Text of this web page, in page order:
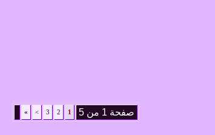
صفحة 1 من 5 1
2
3
>
»